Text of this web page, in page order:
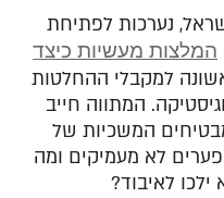
נערכות לפתיחת
המלצות מעשיות כיצד
למקבלי ההחלטות
המתווה חייב
המשכיות של
לא מעמיקים ומה
לאיבוד?